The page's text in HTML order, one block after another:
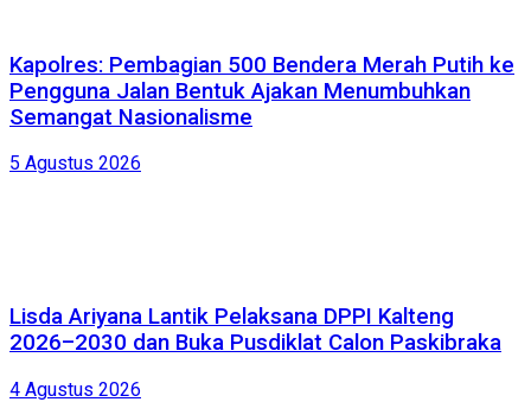
Kapolres: Pembagian 500 Bendera Merah Putih ke
Pengguna Jalan Bentuk Ajakan Menumbuhkan
Semangat Nasionalisme
5 Agustus 2026
Lisda Ariyana Lantik Pelaksana DPPI Kalteng
2026–2030 dan Buka Pusdiklat Calon Paskibraka
4 Agustus 2026